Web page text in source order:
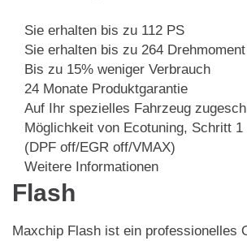
Sie erhalten bis zu 112 PS
Sie erhalten bis zu 264
Bis zu 15% weniger Verbrauch
24 Monate Produktgarantie
Auf Ihr spezielles Fahrzeug
Möglichkeit von Ecotuning, Schritt
(DPF off/EGR off/VMAX)
Weitere Informationen
Flash
Maxchip Flash ist ein professionelles